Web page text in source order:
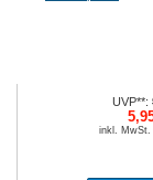
UVP**:
inkl.